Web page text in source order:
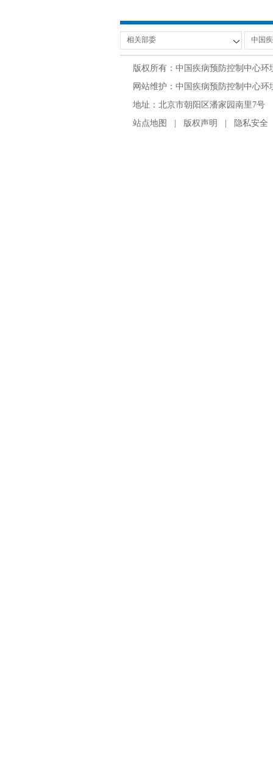
版权所有：中国疾病预防控制中心环
网站维护：中国疾病预防控制中心
地址：北京市朝阳区潘家园南里7号
站点地图
版权声明 隐私安全